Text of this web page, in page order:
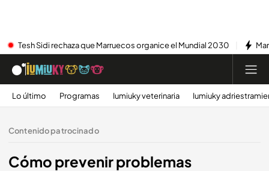
Tesh Sidi rechaza que Marruecos organice el Mundial 2030
Lo último Programas Iumiuky veterinaria Iumiuky
Contenido patrocinado
Cómo prevenir problemas